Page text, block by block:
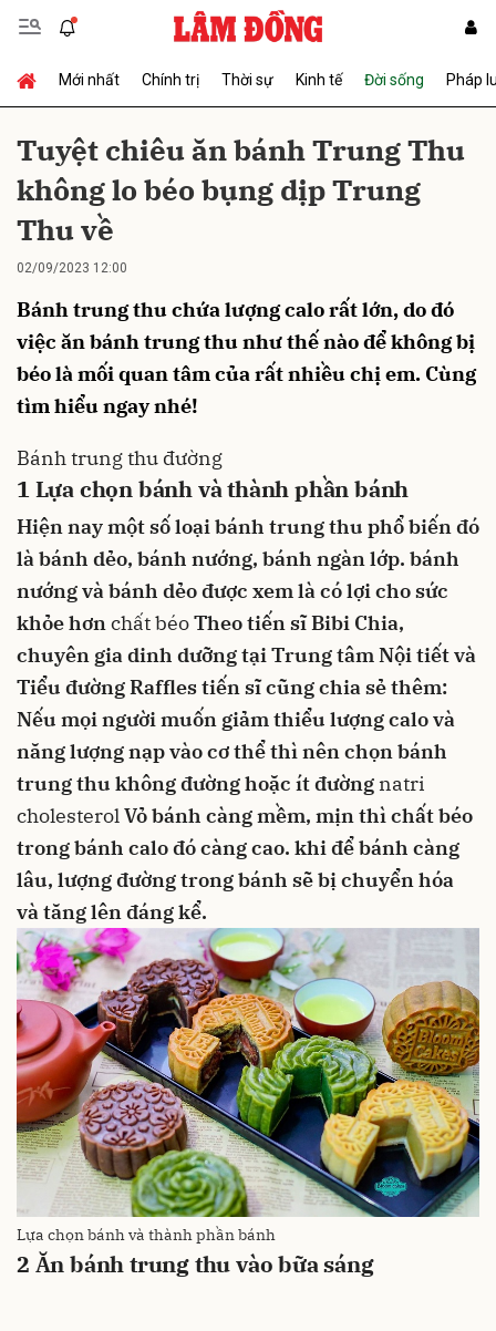
Mới nhất Chính trị Thời sự Kinh tế Đời sống Pháp
Tuyệt chiêu ăn bánh Trung Thu
không lo béo bụng dịp Trung
Thu về
02/09/2023 12:00
Bánh trung thu chứa lượng calo rất lớn, do đó
việc ăn bánh trung thu như thế nào để không bị
béo là mối quan tâm của rất nhiều chị em. Cùng
tìm hiểu ngay nhé!
Bánh trung thu đường
1Lựa chọn bánh và thành phần bánh
Hiện nay một số loại bánh trung thu phổ biến đó
làbánh dẻo, bánh nướng, bánh ngàn lớp. bánh
nướng và bánh dẻo được xem là có lợi cho sức
khỏe hơnchất béoTheo tiến sĩ Bibi Chia,
chuyên gia dinh dưỡng tại Trung tâm Nội tiết và
Tiểu đường Rafflestiến sĩ cũng chia sẻ thêm:
Nếu mọi người muốn giảm thiểu lượng calo và
năng lượng nạp vào cơ thể thì nên chọn bánh
trung thu không đường hoặc ít đường natri
cholesterolVỏ bánh càng mềm, mịn thì chất béo
trong bánh calo đó càng cao. khi để bánh càng
lâu, lượng đường trong bánh sẽ bị chuyển hóa
và tăng lên đáng kể.
Lựa chọn bánh và thành phần bánh
2 Ăn bánh trung thu vào bữa sáng
Gửi bình luận
Hủy Gửi